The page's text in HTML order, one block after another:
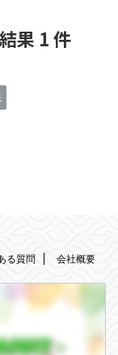
果 1 件
る質問 会社概要